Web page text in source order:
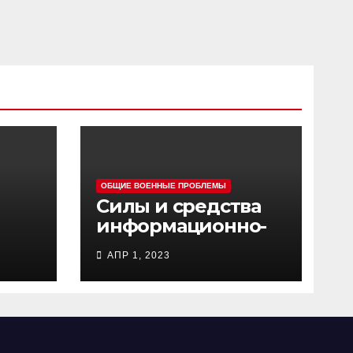
ОБЩИЕ ВОЕННЫЕ ПРОБЛЕМЫ
Силы и средства
информационно-
операций
вооруженных сил
АПР 1, 2023